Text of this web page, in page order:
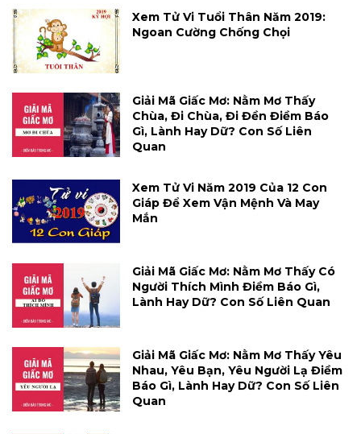
Xem Tử Vi Tuổi Thân Năm 2019:
Ngoan Cường Chống Chọi
Giải Mã Giấc Mơ: Nằm Mơ Thấy
Chùa, Đi Chùa, Đi Đền Điềm Báo
Gì, Lành Hay Dữ? Con Số Liên
Quan
Xem Tử Vi Năm 2019 Của 12 Con
Giáp Để Xem Vận Mệnh Và May
Mắn
Giải Mã Giấc Mơ: Nằm Mơ Thấy Có
Người Thích Mình Điềm Báo Gì,
Lành Hay Dữ? Con Số Liên Quan
Giải Mã Giấc Mơ: Nằm Mơ Thấy Yêu
Nhau, Yêu Bạn, Yêu Người Lạ Điềm
Báo Gì, Lành Hay Dữ? Con Số Liên
Quan